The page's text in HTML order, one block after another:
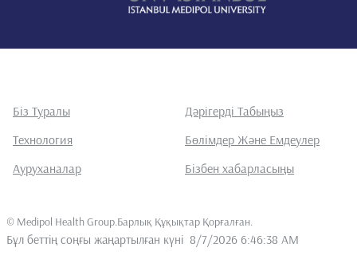
Біз Туралы
Дәрігерді Табыңыз
Технология
Бөлімдер Және Емдеулер
Ауруханалар
Бізбен хабарласыңы
© Medipol Health Group.Барлық Құқықтар Қорғалған
Бұл беттің соңғы жаңартылған күні 8/7/2026 6:46:38 AM